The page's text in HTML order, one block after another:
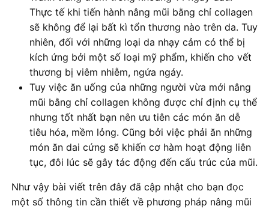
Thực tế khi tiến hành nâng mũi bằng chỉ collagen
sẽ không để lại bất kì tổn thương nào trên da. Tuy
nhiên, đối với những loại da nhạy cảm có thể bị
kích ứng bởi một số loại mỹ phẩm, khiến cho vết
thương bị viêm nhiễm, ngứa ngáy.
Tuy việc ăn uống của những người vừa mới nâng
mũi bằng chỉ collagen không được chỉ định cụ thể
nhưng tốt nhất bạn nên ưu tiên các món ăn dễ
tiêu hóa, mềm lỏng. Cũng bởi việc phải ăn những
món ăn dai cứng sẽ khiến cơ hàm hoạt động liên
tục, đôi lúc sẽ gây tác động đến cấu trúc của mũi.
Như vậy bài viết trên đây đã cập nhật cho bạn đọc
một số thông tin cần thiết về phương pháp nâng mũi